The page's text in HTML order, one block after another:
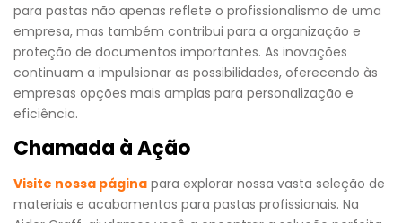
para pastas não apenas reflete o profissionalismo de uma
empresa, mas também contribui para a organização e
proteção de documentos importantes. As inovações
continuam a impulsionar as possibilidades, oferecendo às
empresas opções mais amplas para personalização e
eficiência.
Chamada à Ação
Visite nossa página para explorar nossa vasta seleção de
materiais e acabamentos para pastas profissionais. Na